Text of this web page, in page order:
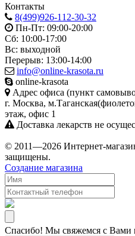
Контакты
8(499)926-112-30-32
Пн-Пт: 09:00-20:00
Сб: 10:00-17:00
Вс: выходной
Перерыв: 13:00-14:00
info@online-krasota.ru
online-krasota
Адрес офиса (пункт
г. Москва,
этаж, офис 1
Доставка лекарств не
© 2011—2026 Интернет-
защищены.
Создание магазина
Спасибо! Мы свяжемся с Вами